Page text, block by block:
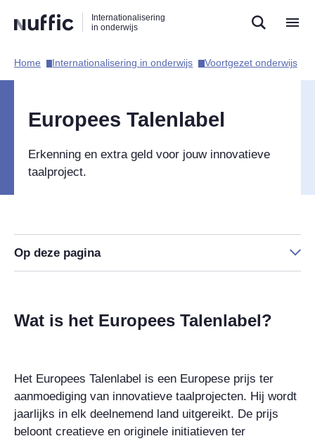
naar
zoekfunctie
naar
hoofdnavigatie
naar
inhoud
Internationalisering
in onderwijs
Hoofdnavigatie
Home​ Internationalisering in onderwijs​ Voortgezet onderwijs​
Europees Talenlabel
Erkenning en extra geld voor jouw innovatieve
taalproject.
Op deze pagina
Wat is het Europees Talenlabel?
Het Europees Talenlabel is een Europese prijs ter
aanmoediging van innovatieve taalprojecten. Hij wordt
jaarlijks in elk deelnemend land uitgereikt. De prijs
beloont creatieve en originele initiatieven ter